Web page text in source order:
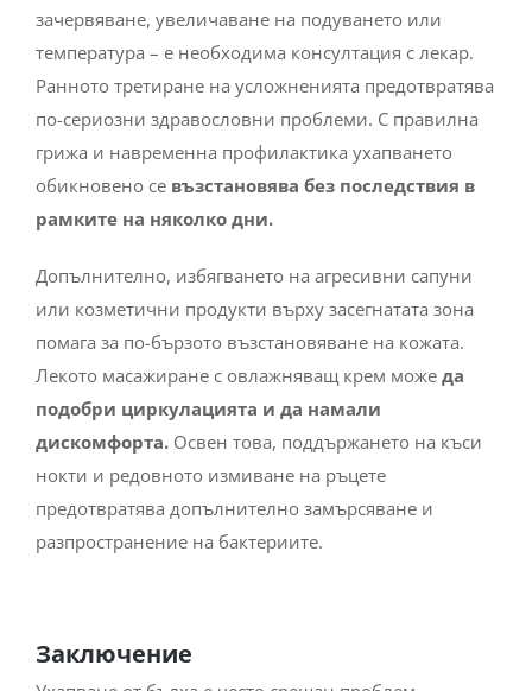
зачервяване, увеличаване на подуването или
температура – е необходима консултация с лекар.
Ранното третиране на усложненията предотвратява
по-сериозни здравословни проблеми. С правилна
грижа и навременна профилактика ухапването
обикновено се възстановява без последствия в
рамките на няколко дни.
Допълнително, избягването на агресивни сапуни
или козметични продукти върху засегнатата зона
помага за по-бързото възстановяване на кожата.
Лекото масажиране с овлажняващ крем може да
подобри циркулацията и да намали
дискомфорта.Освен това, поддържането на къси
нокти и редовното измиване на ръцете
предотвратява допълнително замърсяване и
разпространение на бактериите.
Заключение